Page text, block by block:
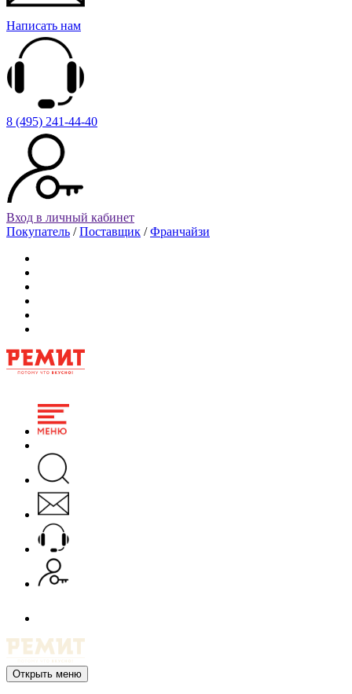
Написать нам
8 (495) 241-44-40
Вход в личный кабинет
Покупатель /Поставщик /Франчайзи
Открыть меню